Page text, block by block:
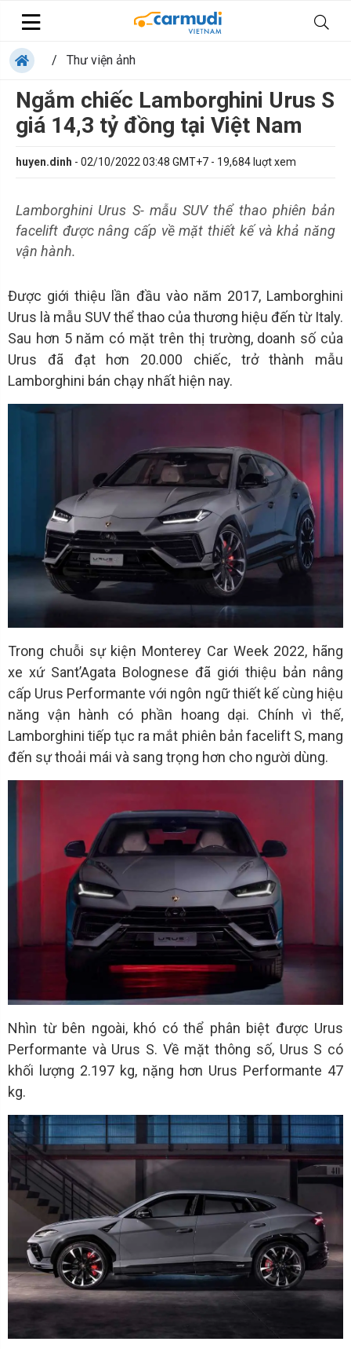
/ Thư viện ảnh
Ngắm chiếc Lamborghini Urus S
giá 14,3 tỷ đồng tại Việt Nam
huyen.dinh - 02/10/2022 03:48 GMT+7 - 19,684 luợt xem
Lamborghini Urus S- mẫu SUV thể thao phiên bản
facelift được nâng cấp về mặt thiết kế và khả năng
vận hành.
Được giới thiệu lần đầu vào năm 2017, Lamborghini
Urus là mẫu SUV thể thao của thương hiệu đến từ Italy.
Sau hơn 5 năm có mặt trên thị trường, doanh số của
Urus đã đạt hơn 20.000 chiếc, trở thành mẫu
Lamborghini bán chạy nhất hiện nay.
Trong chuỗi sự kiện Monterey Car Week 2022, hãng
xe xứ Sant’Agata Bolognese đã giới thiệu bản nâng
cấp Urus Performante với ngôn ngữ thiết kế cùng hiệu
năng vận hành có phần hoang dại. Chính vì thế,
Lamborghini tiếp tục ra mắt phiên bản facelift S, mang
đến sự thoải mái và sang trọng hơn cho người dùng.
Nhìn từ bên ngoài, khó có thể phân biệt được Urus
Performante và Urus S. Về mặt thông số, Urus S có
khối lượng 2.197 kg, nặng hơn Urus Performante 47
kg.